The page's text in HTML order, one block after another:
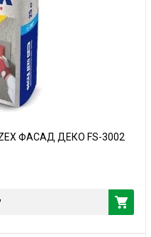
ФАСАД ДЕКО FS-3002